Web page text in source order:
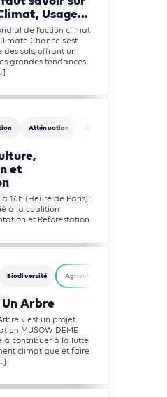
Usage...
de l’action climat
Chance s’est
des sols, offrant un
grandes tendances
Atténuation Biodiversité
et
16h (Heure de Paris) :
à la coalition
et Reforestation.
Biodiversité Agriculture, Foresterie et
Un Arbre
» est un projet
MUSOW DEME
à contribuer à la lutte
climatique et faire